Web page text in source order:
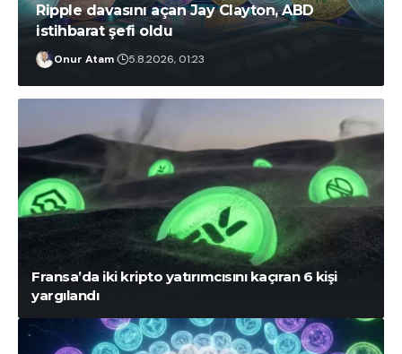
Ripple davasını açan Jay Clayton, ABD
istihbarat şefi oldu
Onur Atam 5.8.2026, 01:23
Fransa’da iki kripto yatırımcısını kaçıran 6 kişi
yargılandı